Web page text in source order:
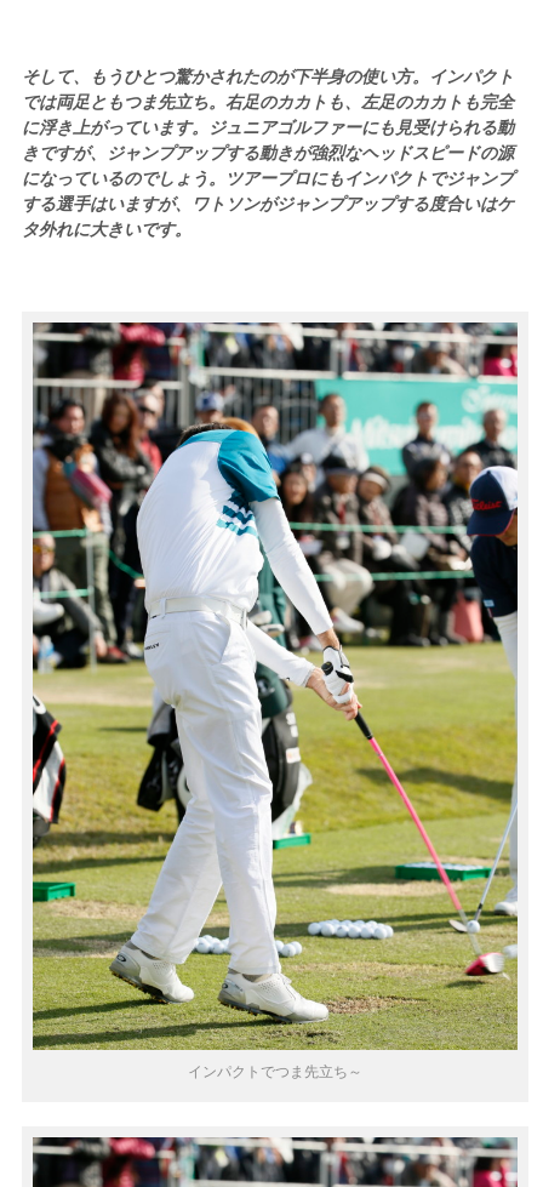
そして、もうひとつ驚かされたのが下半身の使い方。インパクト
では両足ともつま先立ち。右足のカカトも、左足のカカトも完全
に浮き上がっています。ジュニアゴルファーにも見受けられる動
きですが、ジャンプアップする動きが強烈なヘッドスピードの源
になっているのでしょう。ツアープロにもインパクトでジャンプ
する選手はいますが、ワトソンがジャンプアップする度合いはケ
タ外れに大きいです。
インパクトでつま先立ち～